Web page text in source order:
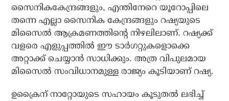
സൈനികകേന്ദ്രങ്ങളും, എന്തിനേറെ യൂറോപ്പിലെ
തന്നെ എല്ലാ സൈനിക കേന്ദ്രങ്ങളും റഷ്യയുടെ
മിസൈല്‍ ആക്രമണത്തിന്റെ നിഴലിലാണ്. റഷ്യക്ക്
വളരെ എളുപ്പത്തില്‍ ഈ ടാര്‍ഗറ്റുകളൊക്കെ
അറ്റാക്ക് ചെയ്യാന്‍ സാധിക്കും. അത്ര വിപുലമായ
മിസൈല്‍ സംവിധാനമുള്ള രാജ്യം കൂടിയാണ് റഷ്യ.
ഉക്രൈന് നാറ്റോയുടെ സഹായം കൂടുതല്‍ ലഭിച്ച്